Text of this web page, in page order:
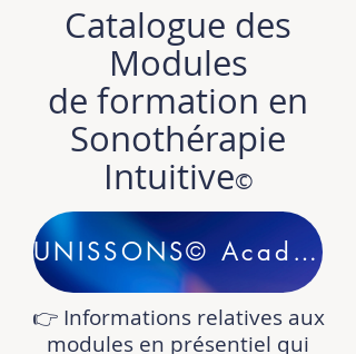
Catalogue des
Modules
de formation en
Sonothérapie
Intuitive©
UNISSONS© Academy - Détails & réservations...
👉 Informations relatives aux
modules en présentiel qui